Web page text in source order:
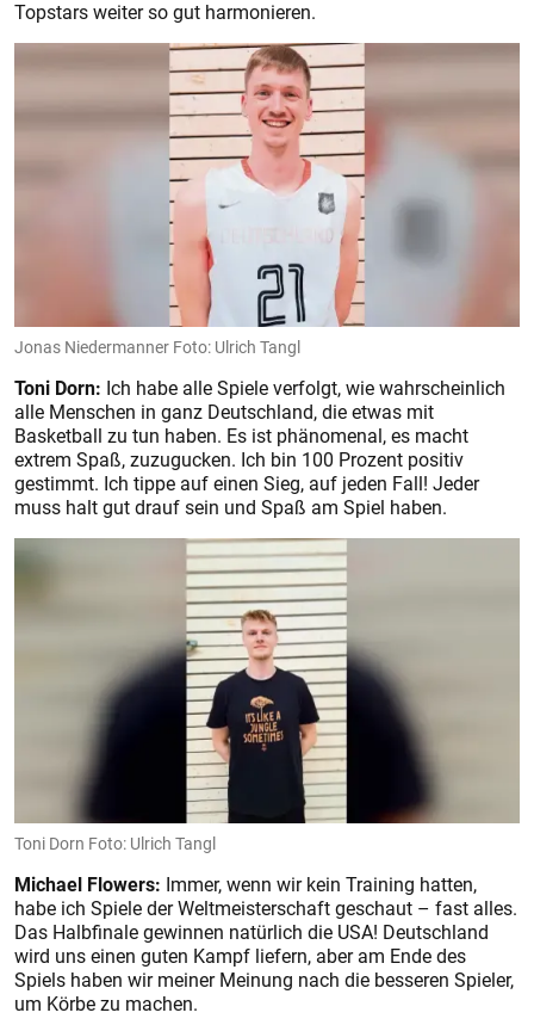
Topstars weiter so gut harmonieren.
Jonas Niedermanner Foto: Ulrich Tangl
Toni Dorn: Ich habe alle Spiele verfolgt, wie wahrscheinlich
alle Menschen in ganz Deutschland, die etwas mit
Basketball zu tun haben. Es ist phänomenal, es macht
extrem Spaß, zuzugucken. Ich bin 100 Prozent positiv
gestimmt. Ich tippe auf einen Sieg, auf jeden Fall! Jeder
muss halt gut drauf sein und Spaß am Spiel haben.
Toni Dorn Foto: Ulrich Tangl
Michael Flowers: Immer, wenn wir kein Training hatten,
habe ich Spiele der Weltmeisterschaft geschaut – fast alles.
Das Halbfinale gewinnen natürlich die USA! Deutschland
wird uns einen guten Kampf liefern, aber am Ende des
Spiels haben wir meiner Meinung nach die besseren Spieler,
um Körbe zu machen.